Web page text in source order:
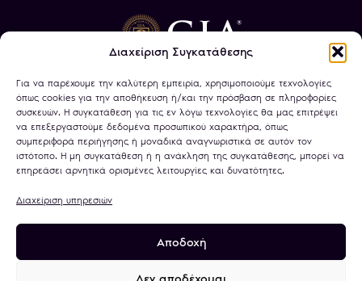
Διαχείριση Συγκατάθεσης
Για να παρέχουμε την καλύτερη εμπειρία, χρησιμοποιούμε τεχνολογίες
όπως cookies για την αποθήκευση ή/και την πρόσβαση σε πληροφορίες
συσκευών. Η συγκατάθεση για τις εν λόγω τεχνολογίες θα μας επιτρέψει
να επεξεργαστούμε δεδομένα προσωπικού χαρακτήρα, όπως
συμπεριφορά περιήγησης ή μοναδικά αναγνωριστικά σε αυτόν τον
ιστότοπο. Η μη συγκατάθεση ή η ανάκληση της συγκατάθεσης, μπορεί να
επηρεάσει αρνητικά ορισμένες λειτουργίες και δυνατότητες.
Διαχείριση υπηρεσιών
Αποδοχή
Πολιτική Απορρήτου
Όροι Χρήσης
Χρήση Cookies
Τραπεζικοί Λογαριασμοί